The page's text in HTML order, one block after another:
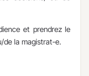
et prendrez le
de la magistrat-e.​